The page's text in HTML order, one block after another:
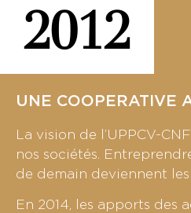
2012
UNE COOPERATIVE
La vision de l’UPPCV-
nos sociétés.
de demain deviennent
En 2014, les apports des